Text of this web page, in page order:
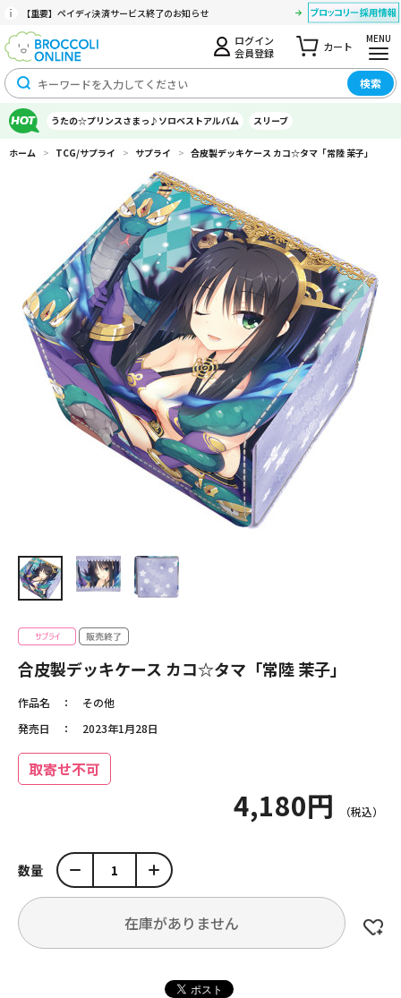
【重要】ペイディ決済サービス終了のお知らせ
ログイン
会員登録
カート
MENU
検索
うたの☆プリンスさまっ♪ソロベストアルバム スリーブ
ホーム > TCG/サプライ > サプライ > 合皮製デッキケース カコ☆タマ「常陸 茉子」
合皮製デッキケース カコ☆タマ「常陸 茉子」
作品名
その他
発売日
2023年1月28日
取寄せ不可
4,180円
数量
在庫がありません